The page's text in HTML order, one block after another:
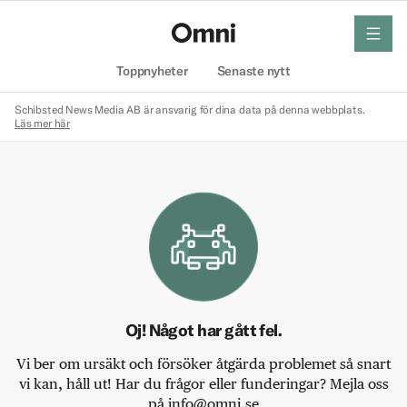
Toppnyheter Senaste nytt
meny
Schibsted News Media AB är ansvarig för dina data på denna webbplats.
Läs mer här
Oj! Något har gått fel.
Vi ber om ursäkt och försöker åtgärda problemet så snart
vi kan, håll ut! Har du frågor eller funderingar? Mejla oss